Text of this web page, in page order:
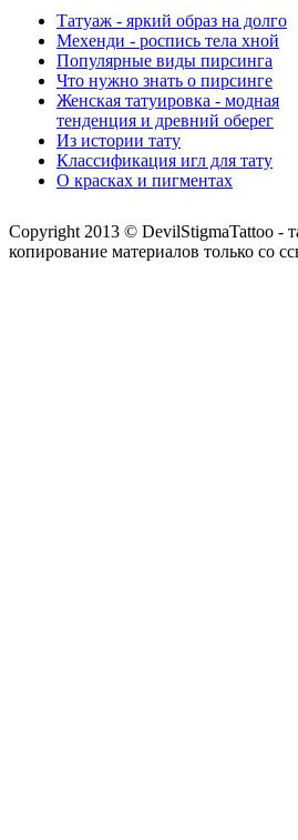
Татуаж - яркий образ на долго
Мехенди - роспись тела хной
Популярные виды пирсинга
Что нужно знать о пирсинге
Женская татуировка - модная
тенденция и древний оберег
Из истории тату
Классификация игл для тату
О красках и пигментах
Copyright 2013 © DevilStigmaTattoo -
копирование материалов только со